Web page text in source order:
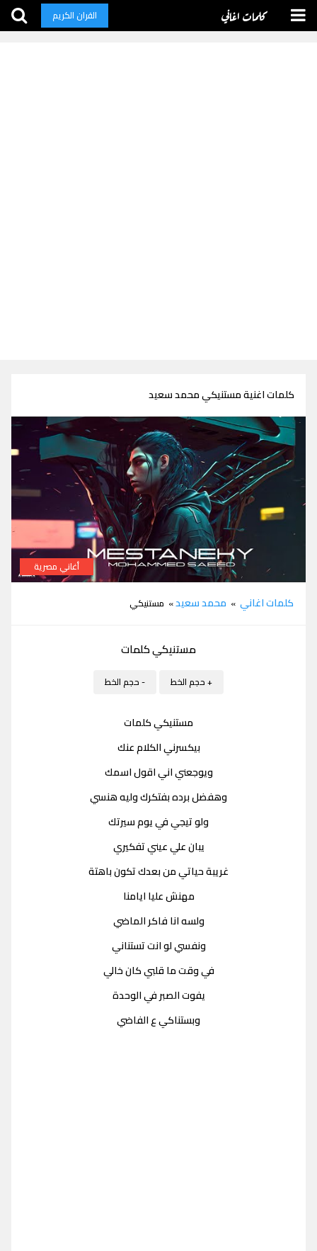
كلمات اغاني القران الكريم
كلمات اغنية مستنيكي محمد سعيد
أغاني مصرية
كلمات اغاني » محمد سعيد» مستنيكي
مستنيكي كلمات
+ حجم الخط - حجم الخط
مستنيكي كلمات
بيكسرني الكلام عنك
ويوجعني اني اقول اسمك
وهفضل برده بفتكرك وليه هنسي
ولو تيجي في يوم سيرتك
يبان علي عيني تفكيري
غريبة حياتي من بعدك تكون باهتة
مهنش عليا ايامنا
ولسه انا فاكر الماضي
ونفسي لو انت تستناني
في وقت ما قلبي كان خالي
يفوت الصبر في الوحدة
وبستناكي ع الفاضي